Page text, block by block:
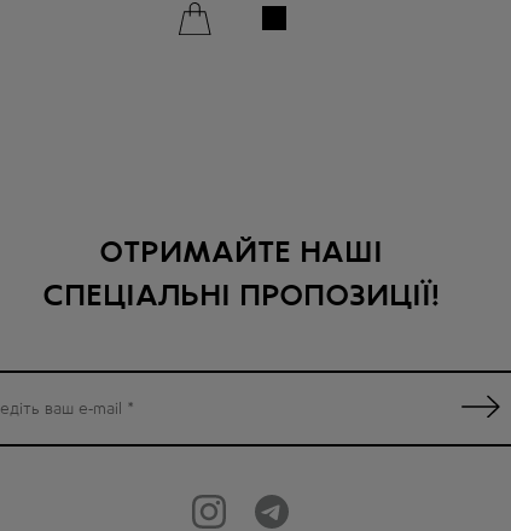
ОТРИМАЙТЕ НАШІ
СПЕЦІАЛЬНІ ПРОПОЗИЦІЇ!